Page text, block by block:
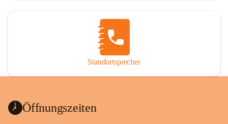
Standortsprecher
Öffnungszeiten